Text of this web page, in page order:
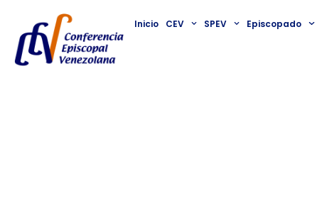
Inicio CEV SPEV Episcopado